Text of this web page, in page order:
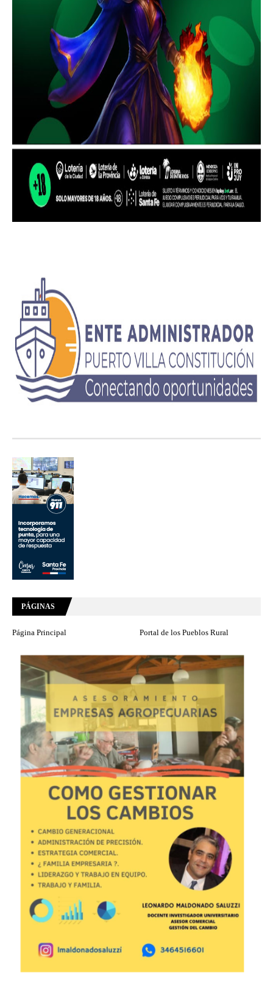
PÁGINAS
Página Principal Portal de los Pueblos Rural